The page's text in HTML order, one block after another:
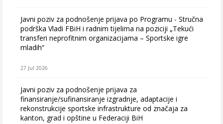
Javni poziv za podnošenje prijava po Programu - Stručna
podrška Vladi FBiH i radnim tijelima na poziciji „Tekući
transferi neprofitnim organizacijama – Sportske igre
mladih“
27 Jul 2026
Javni poziv za podnošenje prijava za
finansiranje/sufinansiranje izgradnje, adaptacije i
rekonstrukcije sportske infrastrukture od značaja za
kanton, grad i opštine u Federaciji BiH